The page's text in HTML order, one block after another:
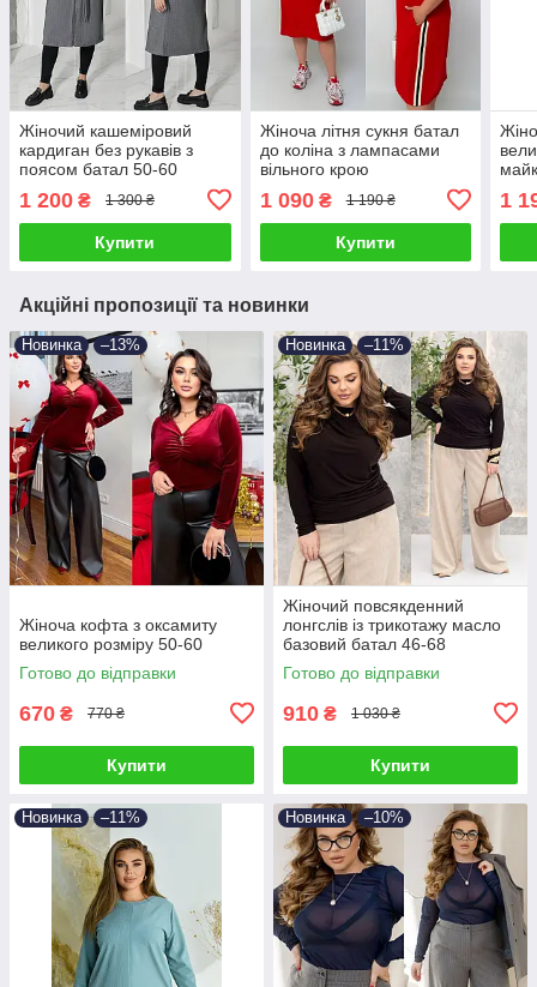
Жіночий кашеміровий
кардиган без рукавів з
поясом батал 50-60
1 200 ₴ 1 300 ₴
Купити
Жіноча літня сукня батал
до коліна з лампасами
вільного крою
1 090₴ 1 190 ₴
Купити
1
Акційні пропозиції та новинки
Новинка –13%
Жіноча кофта з оксамиту
великого розміру 50-60
Готово до відправки
670 ₴ 770 ₴
Купити
Новинка –11%
Жіночий повсякденний
лонгслів із трикотажу масло
базовий батал 46-68
Готово до відправки
910 ₴ 1 030 ₴
Купити
Новинка –11% Новинка –10%